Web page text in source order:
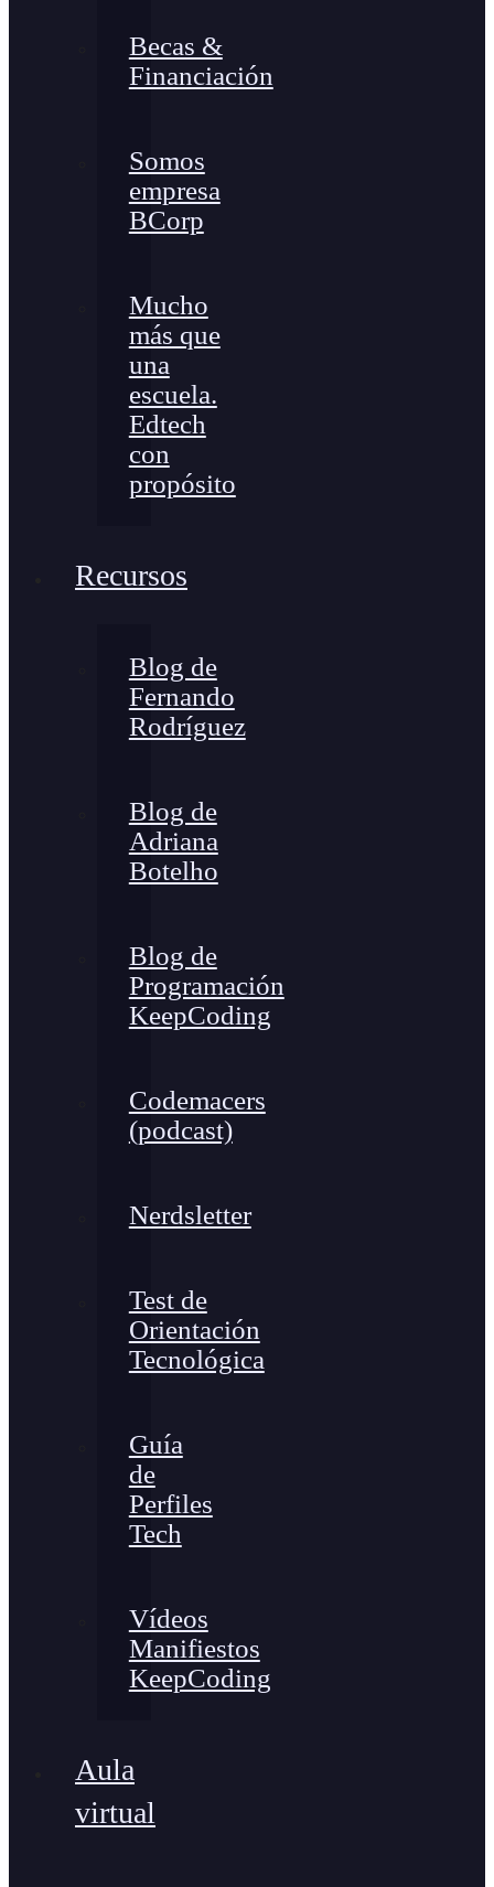
Becas &
Financiación
Somos
empresa
BCorp
Mucho
más que
una
escuela.
Edtech
con
propósito
Recursos
Blog de
Fernando
Rodríguez
Blog de
Adriana
Botelho
Blog de
Programación
KeepCoding
Codemacers
(podcast)
Nerdsletter
Test de
Orientación
Tecnológica
Guía
de
Perfiles
Tech
Vídeos
Manifiestos
KeepCoding
Aula
virtual